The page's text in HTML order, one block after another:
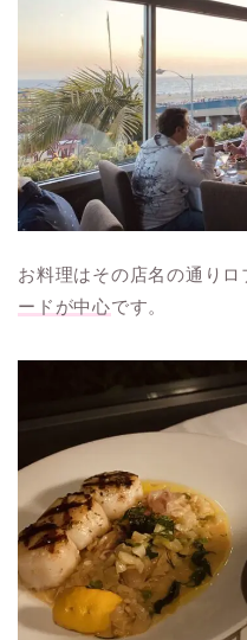
お料理はその店名の通り
ードが中心です。